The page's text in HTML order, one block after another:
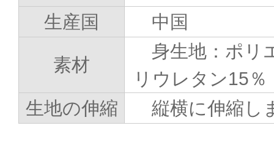
生産国
中国
素材
身生地：ポリ
リウレタン15％
生地の伸縮
縦横に伸縮し